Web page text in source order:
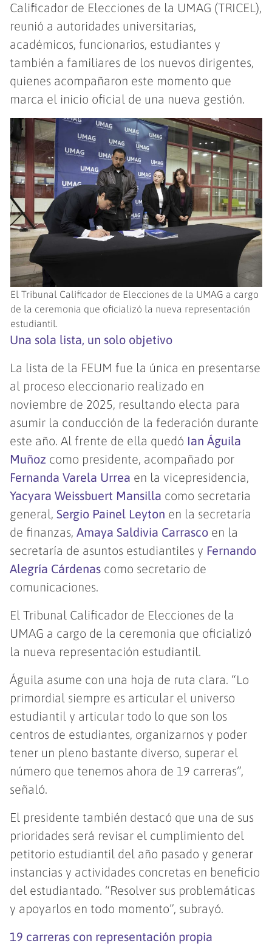
Calificador de Elecciones de la UMAG (TRICEL),
reunió a autoridades universitarias,
académicos, funcionarios, estudiantes y
también a familiares de los nuevos dirigentes,
quienes acompañaron este momento que
marca el inicio oficial de una nueva gestión.
El Tribunal Calificador de Elecciones de la UMAG a cargo
de la ceremonia que oficializó la nueva representación
estudiantil.
Una sola lista, un solo objetivo
La lista de la FEUM fue la única en presentarse
al proceso eleccionario realizado en
noviembre de 2025, resultando electa para
asumir la conducción de la federación durante
este año. Al frente de ella quedó Ian Águila
Muñoz como presidente, acompañado por
Fernanda Varela Urrea en la vicepresidencia,
Yacyara Weissbuert Mansilla como secretaria
general,Sergio Painel Leyton en la secretaría
de finanzas,Amaya Saldivia Carrasco en la
secretaría de asuntos estudiantiles y Fernando
Alegría Cárdenas como secretario de
comunicaciones.
El Tribunal Calificador de Elecciones de la
UMAG a cargo de la ceremonia que oficializó
la nueva representación estudiantil.
Águila asume con una hoja de ruta clara. “Lo
primordial siempre es articular el universo
estudiantil y articular todo lo que son los
centros de estudiantes, organizarnos y poder
tener un pleno bastante diverso, superar el
número que tenemos ahora de 19 carreras”,
señaló.
El presidente también destacó que una de sus
prioridades será revisar el cumplimiento del
petitorio estudiantil del año pasado y generar
instancias y actividades concretas en beneficio
del estudiantado. “Resolver sus problemáticas
y apoyarlos en todo momento”, subrayó.
19 carreras con representación propia